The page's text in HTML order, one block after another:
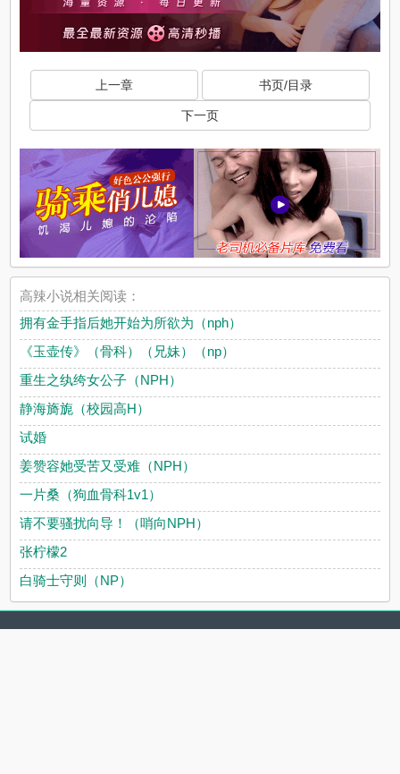
上一章 书页/目录
下一页
高辣小说相关阅读：
拥有金手指后她开始为所欲为（nph）
《玉壶传》（骨科）（兄妹）（np）
重生之纨绔女公子（NPH）
静海旖旎（校园高H）
试婚
姜赞容她受苦又受难（NPH）
一片桑（狗血骨科1v1）
请不要骚扰向导！（哨向NPH）
张柠檬2
白骑士守则（NP）